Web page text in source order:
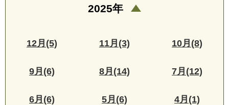
2025年
12月(5) 11月(3) 10月(8)
9月(6) 8月(14) 7月(12)
6月(6) 5月(6) 4月(1)